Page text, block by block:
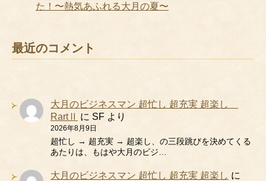
た！〜熱気あふれる大月の夏〜
最近のコメント
大月のビジネスマン 超忙し 超充実 超楽し
RartⅡ に SF より
2026年8月9日
超忙し → 超充実 → 超楽し、の三段跳びを決めてくる
あたりは、もはや大月のビジ…
大月のビジネスマン 超忙し 超充実 超楽し に